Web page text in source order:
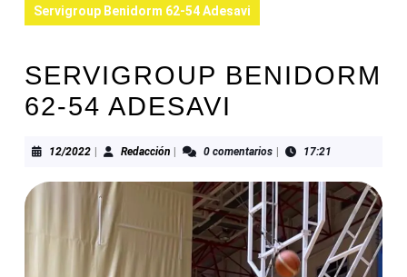
Servigroup Benidorm 62-54 Adesavi
SERVIGROUP BENIDORM
62-54 ADESAVI
12/202212/2022RedacciónRedacción0 comentarios 17:21